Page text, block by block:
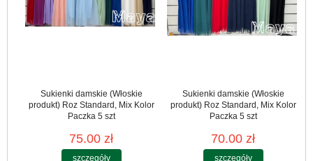
Sukienki damskie (Włoskie
produkt) Roz Standard, Mix Kolor
Paczka 5 szt
75.00 zł
szczegóły
Sukienki damskie (Włoskie
produkt) Roz Standard, Mix Kolor
Paczka 5 szt
70.00 zł
szczegóły